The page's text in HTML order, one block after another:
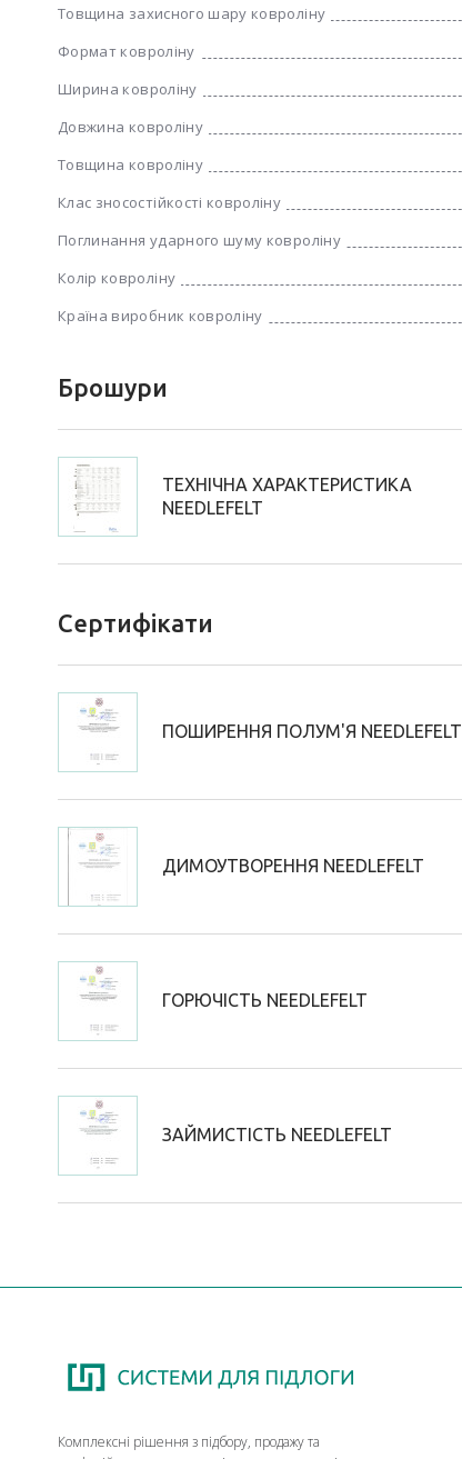
Товщина захисного шару ковроліну
Формат ковроліну
Ширина ковроліну
Довжина ковроліну
Товщина ковроліну
Клас зносостійкості ковроліну
Поглинання ударного шуму ковроліну
Колір ковроліну
Країна виробник ковроліну
Брошури
ТЕХНІЧНА ХАРАКТЕРИСТИКА
NEEDLEFELT
Сертифікати
ПОШИРЕННЯ ПОЛУМ'Я NEEDLEFELT
ДИМОУТВОРЕННЯ NEEDLEFELT
ГОРЮЧІСТЬ NEEDLEFELT
ЗАЙМИСТІСТЬ NEEDLEFELT
Комплексні рішення з підбору, продажу та